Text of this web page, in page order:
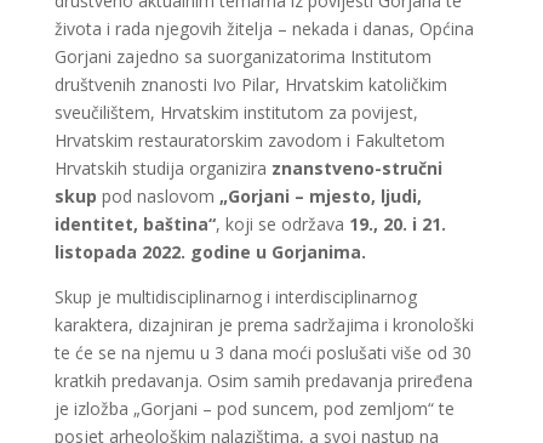
života i rada njegovih žitelja – nekada i danas, Općina
Gorjani zajedno sa suorganizatorima Institutom
društvenih znanosti Ivo Pilar, Hrvatskim katoličkim
sveučilištem, Hrvatskim institutom za povijest,
Hrvatskim restauratorskim zavodom i Fakultetom
Hrvatskih studija organizira znanstveno-stručni
skup pod naslovom „Gorjani – mjesto, ljudi,
identitet, baština“, koji se održava 19., 20. i 21.
listopada 2022. godine u Gorjanima.
Skup je multidisciplinarnog i interdisciplinarnog
karaktera, dizajniran je prema sadržajima i kronološki
te će se na njemu u 3 dana moći poslušati više od 30
kratkih predavanja. Osim samih predavanja priređena
je izložba „Gorjani – pod suncem, pod zemljom“ te
posjet arheološkim nalazištima, a svoj nastup na